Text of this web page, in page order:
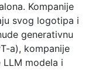
Kompanije
svog logotipa i
generativnu
a), kompanije
modela i